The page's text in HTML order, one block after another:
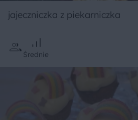
jajeczniczka z piekarniczka
Średnie